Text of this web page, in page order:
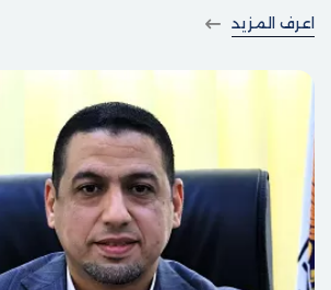
والتسلح بالمهارات اللازمة مكتبياً وميدانياً.
كما تتطلع جامعة الاستقلال من خلال
لتعزيز أفق البحث العلمي وتنمية جوانبه
المجتمع المحلي ومؤسساته، وبناء جسور
موظفي القطاعات المختلفة، من أجل دفع
للأمام.
اعرف المزيد